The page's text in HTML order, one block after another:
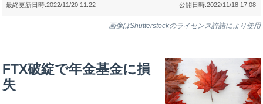
公開日時:2022/11/18 17:08
最終更新日時:2022/11/20 11:22
画像はShutterstockのライセンス許諾により使用
FTX破綻で年金基金に損
失